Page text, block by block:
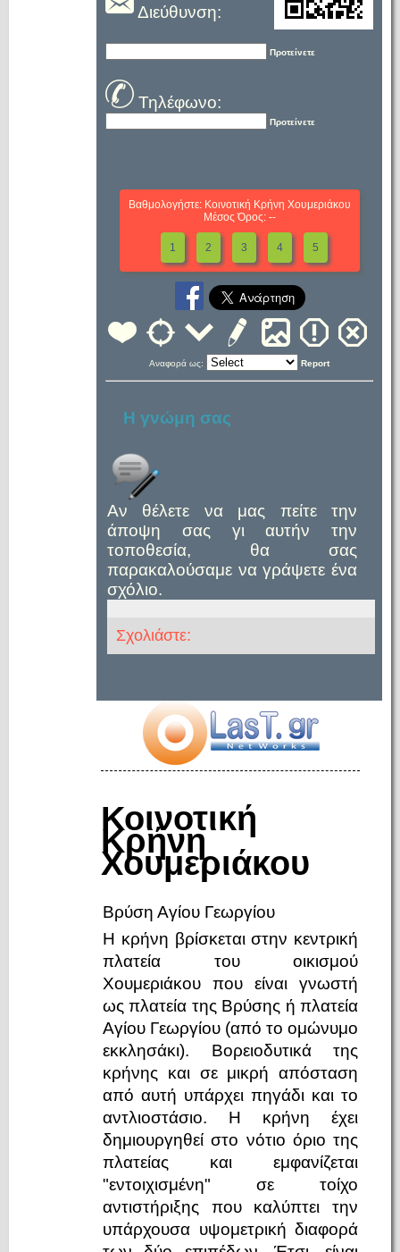
Διεύθυνση:
Προτείνετε
Τηλέφωνο:
Προτείνετε
Βαθμολογήστε: Κοινοτική Κρήνη Χουμεριάκου
Μέσος Όρος: --
1 2 3 4 5
Αναφορά ως: Report
Η γνώμη σας
Αν θέλετε να μας πείτε την
άποψη σας γι αυτήν την
τοποθεσία, θα σας
παρακαλούσαμε να γράψετε ένα
σχόλιο.
Σχολιάστε:
Κοινοτική
Κρήνη
Χουμεριάκου
Βρύση Αγίου Γεωργίου
Η κρήνη βρίσκεται στην κεντρική
πλατεία του οικισμού
Χουμεριάκου που είναι γνωστή
ως πλατεία της Βρύσης ή πλατεία
Αγίου Γεωργίου (από το ομώνυμο
εκκλησάκι). Βορειοδυτικά της
κρήνης και σε μικρή απόσταση
από αυτή υπάρχει πηγάδι και το
αντλιοστάσιο. Η κρήνη έχει
δημιουργηθεί στο νότιο όριο της
πλατείας και εμφανίζεται
"εντοιχισμένη" σε τοίχο
αντιστήριξης που καλύπτει την
υπάρχουσα υψομετρική διαφορά